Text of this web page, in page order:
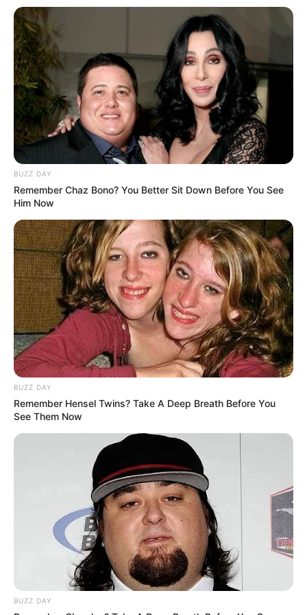
BUZZ DAY
Remember Chaz Bono? You Better Sit Down Before You See
Him Now
BUZZ DAY
Remember Hensel Twins? Take A Deep Breath Before You
See Them Now
BUZZ DAY